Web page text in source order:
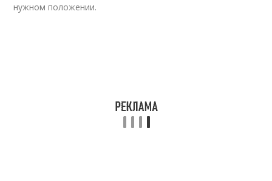
нужном положении.